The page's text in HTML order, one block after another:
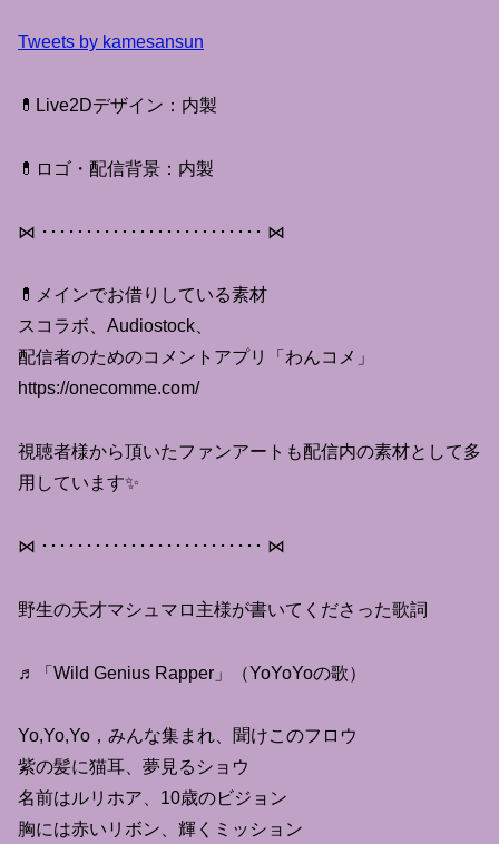
Tweets by kamesansun
💊Live2Dデザイン：内製
💊ロゴ・配信背景：内製
⋈ ･････････････････････････ ⋈
💊メインでお借りしている素材
スコラボ、Audiostock、
配信者のためのコメントアプリ「わんコメ」
https://onecomme.com/
視聴者様から頂いたファンアートも配信内の素材として多
用しています✨
⋈ ･････････････････････････ ⋈
野生の天才マシュマロ主様が書いてくださった歌詞
♬「Wild Genius Rapper」（YoYoYoの歌）
Yo,Yo,Yo，みんな集まれ、聞けこのフロウ
紫の髪に猫耳、夢見るショウ
名前はルリホア、10歳のビジョン
胸には赤いリボン、輝くミッション